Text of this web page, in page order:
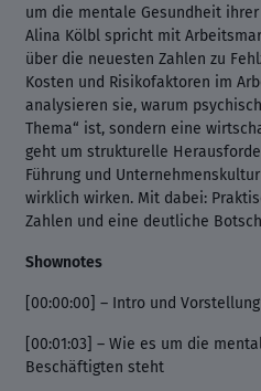
um die mentale Gesundheit
Alina Kölbl spricht mit
über die neuesten Zahlen zu
Kosten und Risikofaktoren im
analysieren sie, warum
Thema“ ist, sondern eine
geht um strukturelle
Führung und
wirklich wirken. Mit dabei:
Zahlen und eine deutliche
Shownotes
[00:00:00] – Intro und
[00:01:03] – Wie es um die
Beschäftigten steht